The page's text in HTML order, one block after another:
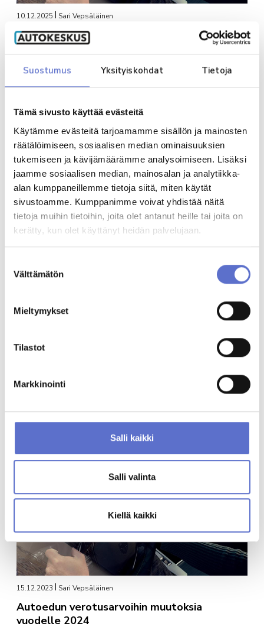
Suostumus Yksityiskohdat Tietoja
Tämä sivusto käyttää evästeitä
Käytämme evästeitä tarjoamamme sisällön ja mainosten
räätälöimiseen, sosiaalisen median ominaisuuksien
tukemiseen ja kävijämäärämme analysoimiseen. Lisäksi
jaamme sosiaalisen median, mainosalan ja analytiikka-
alan kumppaneillemme tietoja siitä, miten käytät
sivustoamme. Kumppanimme voivat yhdistää näitä
tietoja muihin tietoihin, joita olet antanut heille tai joita on
kerätty, kun olet käyttänyt heidän palvelujaan.
valinta
Välttämätön
Mieltymykset
Tilastot
Markkinointi
Salli kaikki
Salli valinta
Kiellä kaikki
10.12.2025 Sari Vepsäläinen
Autoedun verotusarvoihin muutoksia
vuodelle 2026
31.1.2024 Mauri Särkinen
Sähköpakettiautojen hankintatuet
Yritysautojen markkinakatsaus 2023
15.12.2023 Sari Vepsäläinen
Autoedun verotusarvoihin muutoksia
vuodelle 2024